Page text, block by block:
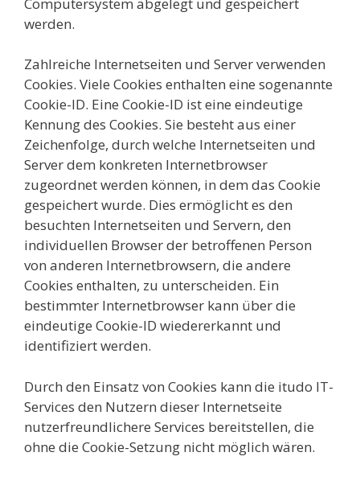
werden.
Zahlreiche Internetseiten und Server verwenden
Cookies. Viele Cookies enthalten eine sogenannte
Cookie-ID. Eine Cookie-ID ist eine eindeutige
Kennung des Cookies. Sie besteht aus einer
Zeichenfolge, durch welche Internetseiten und
Server dem konkreten Internetbrowser
zugeordnet werden können, in dem das Cookie
gespeichert wurde. Dies ermöglicht es den
besuchten Internetseiten und Servern, den
individuellen Browser der betroffenen Person
von anderen Internetbrowsern, die andere
Cookies enthalten, zu unterscheiden. Ein
bestimmter Internetbrowser kann über die
eindeutige Cookie-ID wiedererkannt und
identifiziert werden.
Durch den Einsatz von Cookies kann die itudo IT-
Services den Nutzern dieser Internetseite
nutzerfreundlichere Services bereitstellen, die
ohne die Cookie-Setzung nicht möglich wären.